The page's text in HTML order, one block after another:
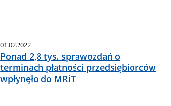
01.02.2022
Ponad 2,8 tys. sprawozdań o
terminach płatności przedsiębiorców
wpłynęło do MRiT